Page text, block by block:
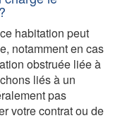
habitation peut
notamment en cas
obstruée liée à
liés à un
pas
votre contrat ou de